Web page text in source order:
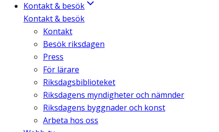
Kontakt & besök
Kontakt & besök
Kontakt
Besök riksdagen
Press
För lärare
Riksdagsbiblioteket
Riksdagens myndigheter och nämnder
Riksdagens byggnader och konst
Arbeta hos oss